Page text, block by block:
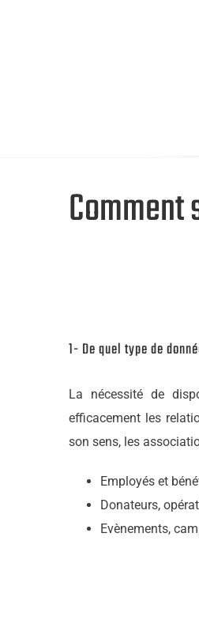
1- De quel type de
La nécessité de
efficacement les
son sens, les
Employés et
Donateurs,
Evènements,